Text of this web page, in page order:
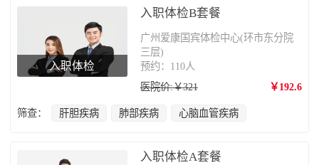
入职体检
入职体检B套餐
广州爱康国宾体检中心(环市东分院
三层)
预约：110人
医院价:￥321
￥192.6
筛查： 肝胆疾病 肺部疾病 心脑血管疾病
入职体检A套餐